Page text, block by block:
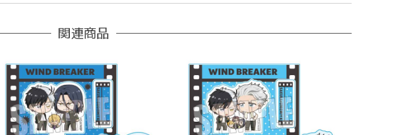
関連商品